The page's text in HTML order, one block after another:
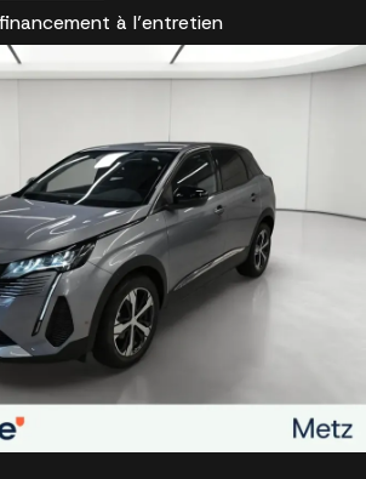
à l’entretien
jusqu'à 5 ans avec l'option
Car Avenue 2ème vie
mon véhicule par Car
vous plaît ?
véhicule actuel sans engagement.